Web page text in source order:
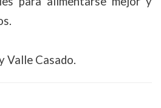
Valle Casado.